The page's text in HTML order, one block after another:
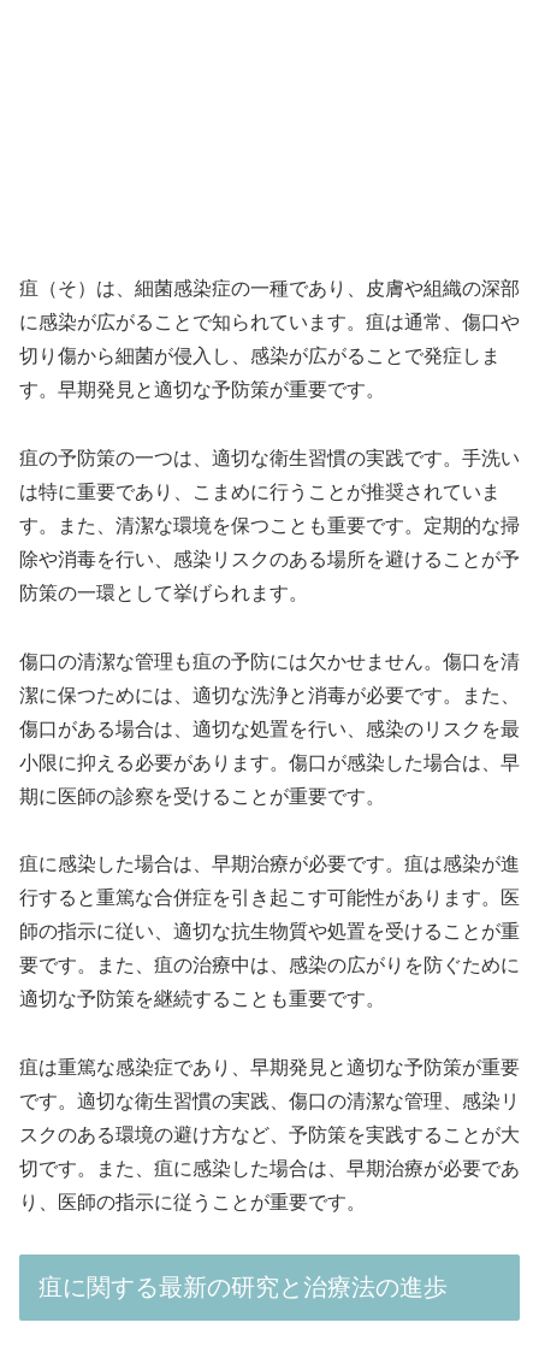
疽（そ）は、細菌感染症の一種であり、皮膚や組織の深部
に感染が広がることで知られています。疽は通常、傷口や
切り傷から細菌が侵入し、感染が広がることで発症しま
す。早期発見と適切な予防策が重要です。
疽の予防策の一つは、適切な衛生習慣の実践です。手洗い
は特に重要であり、こまめに行うことが推奨されていま
す。また、清潔な環境を保つことも重要です。定期的な掃
除や消毒を行い、感染リスクのある場所を避けることが予
防策の一環として挙げられます。
傷口の清潔な管理も疽の予防には欠かせません。傷口を清
潔に保つためには、適切な洗浄と消毒が必要です。また、
傷口がある場合は、適切な処置を行い、感染のリスクを最
小限に抑える必要があります。傷口が感染した場合は、早
期に医師の診察を受けることが重要です。
疽に感染した場合は、早期治療が必要です。疽は感染が進
行すると重篤な合併症を引き起こす可能性があります。医
師の指示に従い、適切な抗生物質や処置を受けることが重
要です。また、疽の治療中は、感染の広がりを防ぐために
適切な予防策を継続することも重要です。
疽は重篤な感染症であり、早期発見と適切な予防策が重要
です。適切な衛生習慣の実践、傷口の清潔な管理、感染リ
スクのある環境の避け方など、予防策を実践することが大
切です。また、疽に感染した場合は、早期治療が必要であ
り、医師の指示に従うことが重要です。
疽に関する最新の研究と治療法の進歩